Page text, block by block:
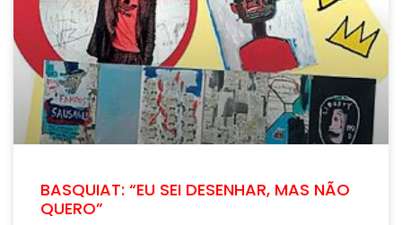
BASQUIAT: “EU SEI DESENHAR, MAS NÃO
QUERO”